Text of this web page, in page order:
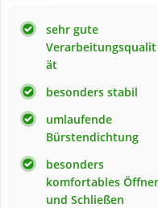
sehr gute
Verarbeitungsqualit
ät
besonders stabil
umlaufende
Bürstendichtung
besonders
komfortables
und Schließen